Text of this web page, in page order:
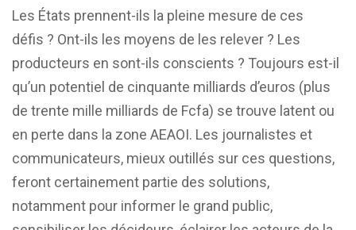
Les États prennent-ils la pleine mesure de ces
défis ? Ont-ils les moyens de les relever ? Les
producteurs en sont-ils conscients ? Toujours est-il
qu’un potentiel de cinquante milliards d’euros (plus
de trente mille milliards de Fcfa) se trouve latent ou
en perte dans la zone AEAOI. Les journalistes et
communicateurs, mieux outillés sur ces questions,
feront certainement partie des solutions,
notamment pour informer le grand public,